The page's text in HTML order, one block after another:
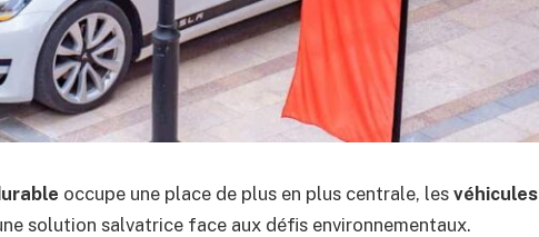
occupe une place de plus en plus centrale, les véhicules
solution salvatrice face aux défis environnementaux.